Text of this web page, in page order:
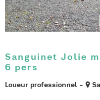
Sanguinet Jolie
6 pers
Loueur professionnel